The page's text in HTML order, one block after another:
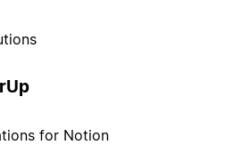
for Notion